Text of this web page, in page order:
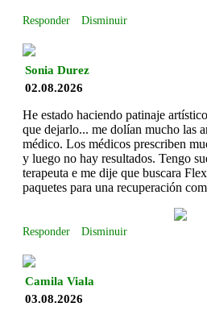
Responder Disminuir
Sonia Durez
02.08.2026
He estado haciendo patinaje
que dejarlo... me dolían mucho las
médico. Los médicos prescriben
y luego no hay resultados. Tengo
terapeuta e me dije que buscara
paquetes para una recuperación
Responder Disminuir
Camila Viala
03.08.2026